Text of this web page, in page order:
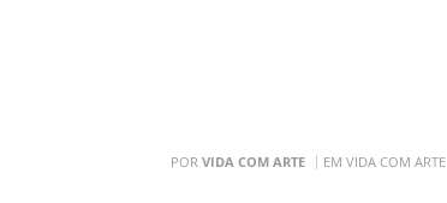
POR VIDA COM ARTE EM VIDA COM ARTE